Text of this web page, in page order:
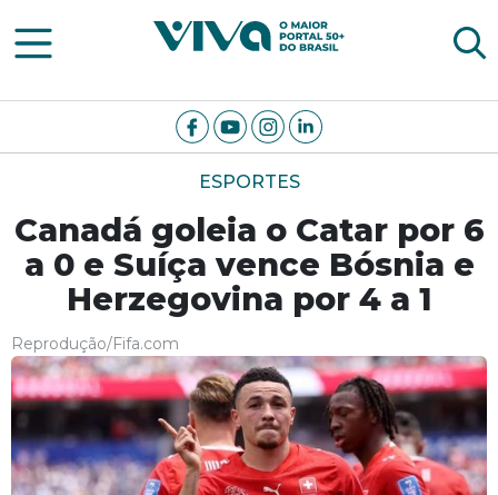
Viva Notícias
ESPORTES
Canadá goleia o Catar por 6
a 0 e Suíça vence Bósnia e
Herzegovina por 4 a 1
Reprodução/Fifa.com